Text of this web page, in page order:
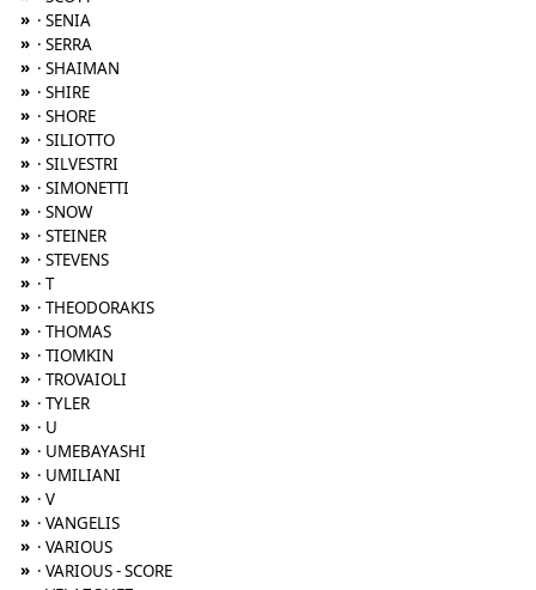
» · SENIA
» · SERRA
» · SHAIMAN
» · SHIRE
» · SHORE
» · SILIOTTO
» · SILVESTRI
» · SIMONETTI
» · SNOW
» · STEINER
» · STEVENS
» · T
» · THEODORAKIS
» · THOMAS
» · TIOMKIN
» · TROVAIOLI
» · TYLER
» · U
» · UMEBAYASHI
» · UMILIANI
» · V
» · VANGELIS
» · VARIOUS
» · VARIOUS - SCORE